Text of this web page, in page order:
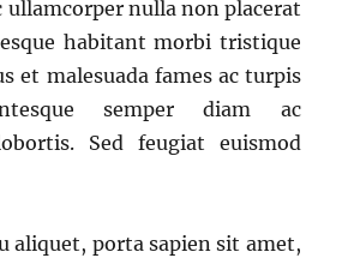
ullamcorper nulla non placerat
habitant morbi tristique
et malesuada fames ac turpis
semper diam ac
Sed feugiat euismod
aliquet, porta sapien sit amet,